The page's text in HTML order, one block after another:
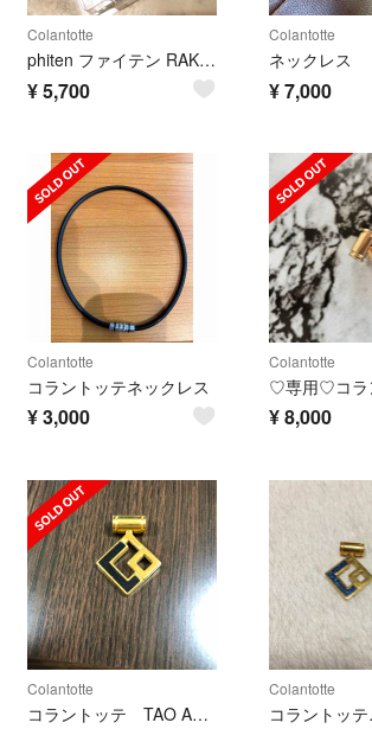
Colantotte
phiten ファイテン RAKUWAネック EX
¥5,700
Colantotte
ネックレス
¥7,000
Colantotte
コラントッテネックレス
¥3,000
Colantotte
¥8,000
Colantotte
コラントッテ TAO AURA ネックレス ブラック
Colantotte